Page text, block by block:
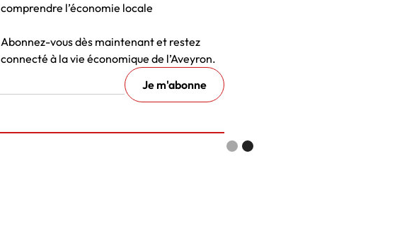
comprendre l’économie locale
Abonnez-vous dès maintenant et restez
connecté à la vie économique de l’Aveyron.
Slide 1 of 2.